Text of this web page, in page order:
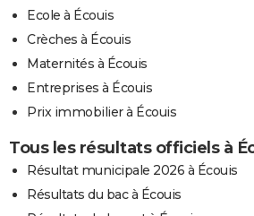
Ecole à Écouis
Crèches à Écouis
Maternités à Écouis
Entreprises à Écouis
Prix immobilier à Écouis
Tous les résultats officiels à
Résultat municipale 2026 à Écouis
Résultats du bac à Écouis